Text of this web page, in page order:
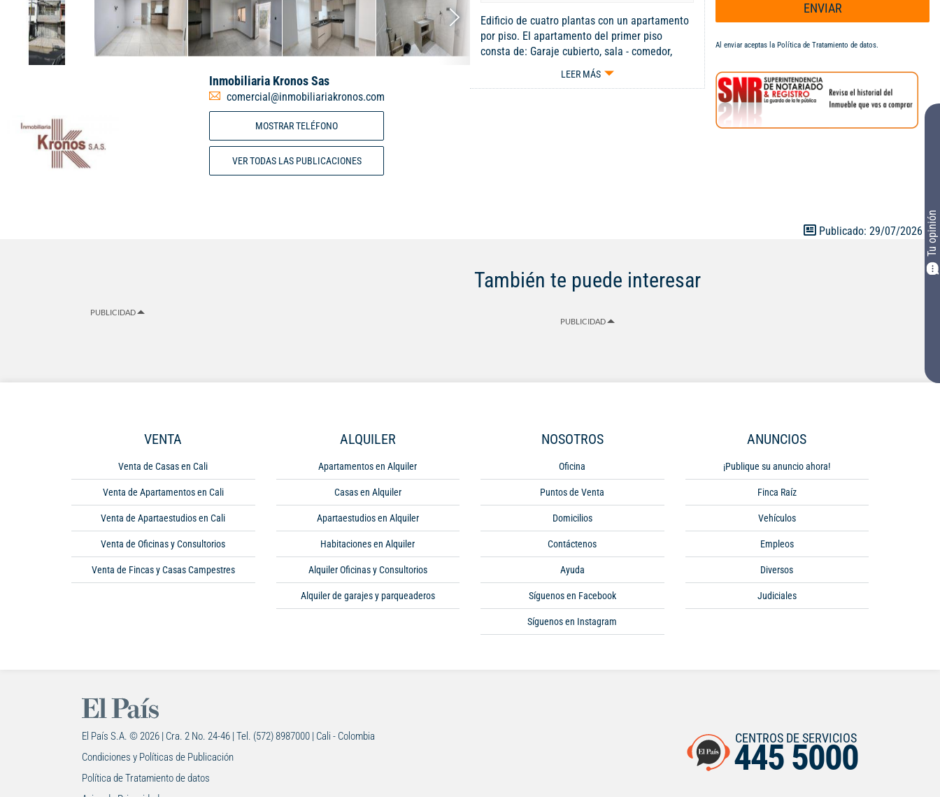
Tu opinión
Inmobiliaria Kronos Sas
comercial@inmobiliariakronos.com
MOSTRAR TELÉFONO
VER TODAS LAS PUBLICACIONES
Edificio de cuatro plantas con un apartamento
por piso. El apartamento del primer piso
consta de: Garaje cubierto, sala - comedor,
cocina integral tipo americano, zona de oficios,
hall, tres alcobas con closet cada una, la
LEER MÁS
ENVIAR
Al enviar aceptas la Política de Tratamiento de datos.
Publicado: 29/07/2026
PUBLICIDAD
También te puede interesar
PUBLICIDAD
VENTA
Venta de Casas en Cali
Venta de Apartamentos en Cali
Venta de Apartaestudios en Cali
Venta de Oficinas y Consultorios
Venta de Fincas y Casas Campestres
ALQUILER
Apartamentos en Alquiler
Casas en Alquiler
Apartaestudios en Alquiler
Habitaciones en Alquiler
Alquiler Oficinas y Consultorios
Alquiler de garajes y parqueaderos
NOSOTROS
Oficina
Puntos de Venta
Domicilios
Contáctenos
Ayuda
Síguenos en Facebook
Síguenos en Instagram
ANUNCIOS
¡Publique su anuncio ahora!
Finca Raíz
Vehículos
Empleos
Diversos
Judiciales
El País S.A. © 2026 | Cra. 2 No. 24-46 | Tel. (572) 8987000 | Cali - Colombia
Condiciones y Políticas de Publicación
Política de Tratamiento de datos
CENTROS DE SERVICIOS
445 5000